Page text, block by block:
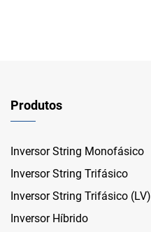
Produtos
Inversor String Monofásico
Inversor String Trifásico
Inversor String Trifásico (LV)
Inversor Híbrido